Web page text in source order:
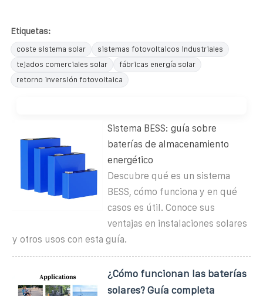
Etiquetas:
coste sistema solar
sistemas fotovoltaicos industriales
tejados comerciales solar
fábricas energía solar
retorno inversión fotovoltaica
Sistema BESS: guía sobre
baterías de almacenamiento
energético
Descubre qué es un sistema
BESS, cómo funciona y en qué
casos es útil. Conoce sus
ventajas en instalaciones solares
y otros usos con esta guía.
¿Cómo funcionan las baterías
solares? Guía completa